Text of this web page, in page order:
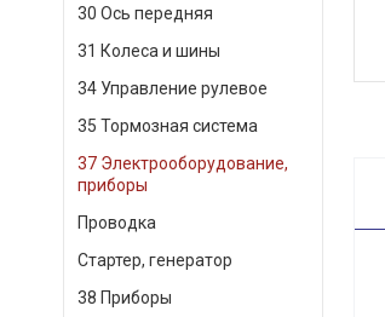
30 Ось передняя
31 Колеса и шины
34 Управление рулевое
35 Тормозная система
37 Электрооборудование,
приборы
Проводка
Стартер, генератор
38 Приборы